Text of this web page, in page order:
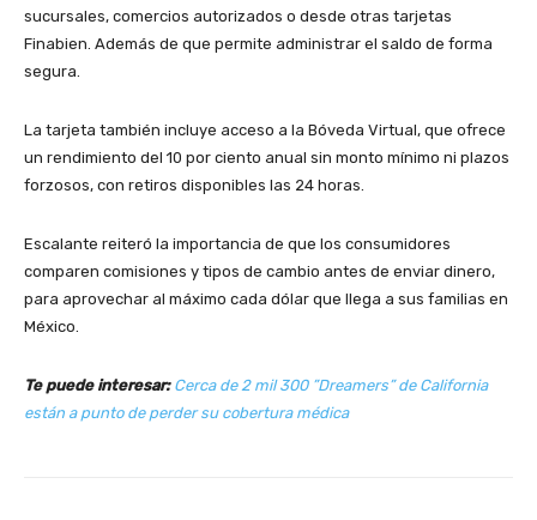
sucursales, comercios autorizados o desde otras tarjetas
Finabien. Además de que permite administrar el saldo de forma
segura.
La tarjeta también incluye acceso a la Bóveda Virtual, que ofrece
un rendimiento del 10 por ciento anual sin monto mínimo ni plazos
forzosos, con retiros disponibles las 24 horas.
Escalante reiteró la importancia de que los consumidores
comparen comisiones y tipos de cambio antes de enviar dinero,
para aprovechar al máximo cada dólar que llega a sus familias en
México.
Te puede interesar: Cerca de 2 mil 300 ”Dreamers” de California
están a punto de perder su cobertura médica